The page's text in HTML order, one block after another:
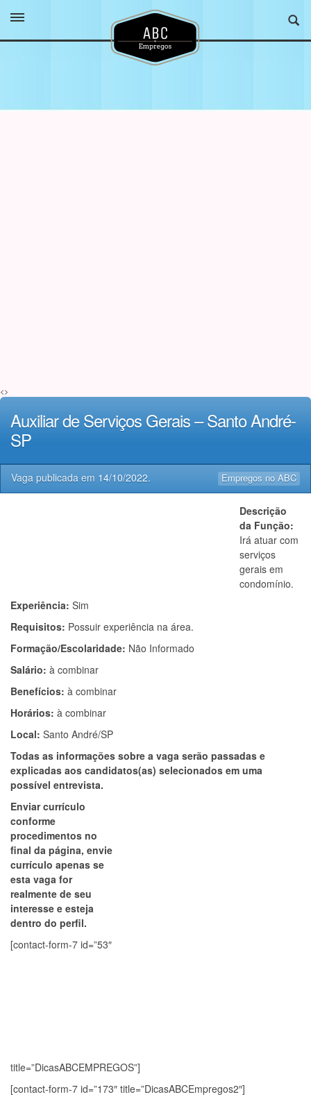
<>
Auxiliar de Serviços Gerais – Santo André-
SP
Empregos no ABC
Vaga publicada em 14/10/2022.
Descrição
da Função:
Irá atuar com
serviços
gerais em
condomínio.
Experiência: Sim
Requisitos: Possuir experiência na área.
Formação/Escolaridade: Não Informado
Salário: à combinar
Benefícios: à combinar
Horários: à combinar
Local: Santo André/SP
Todas as informações sobre a vaga serão passadas e
explicadas aos candidatos(as) selecionados em uma
possível entrevista.
Enviar currículo
conforme
procedimentos no
final da página, envie
currículo apenas se
esta vaga for
realmente de seu
interesse e esteja
dentro do perfil.
[contact-form-7 id=”53″
title=”DicasABCEMPREGOS”]
[contact-form-7 id=”173″ title=”DicasABCEmpregos2″]